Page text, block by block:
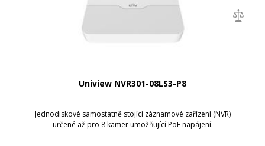
Uniview NVR301-08LS3-P8
Jednodiskové samostatně stojící záznamové zařízení (NVR)
určené až pro 8 kamer umožňující PoE napájení.